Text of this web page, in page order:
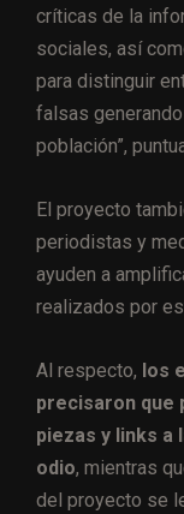
críticas de la
sociales, así
para distinguir
falsas
población”,
El proyecto
periodistas y
ayuden a
realizados por
Al respecto, los
precisaron que
piezas y links a
odio, mientras
del proyecto se